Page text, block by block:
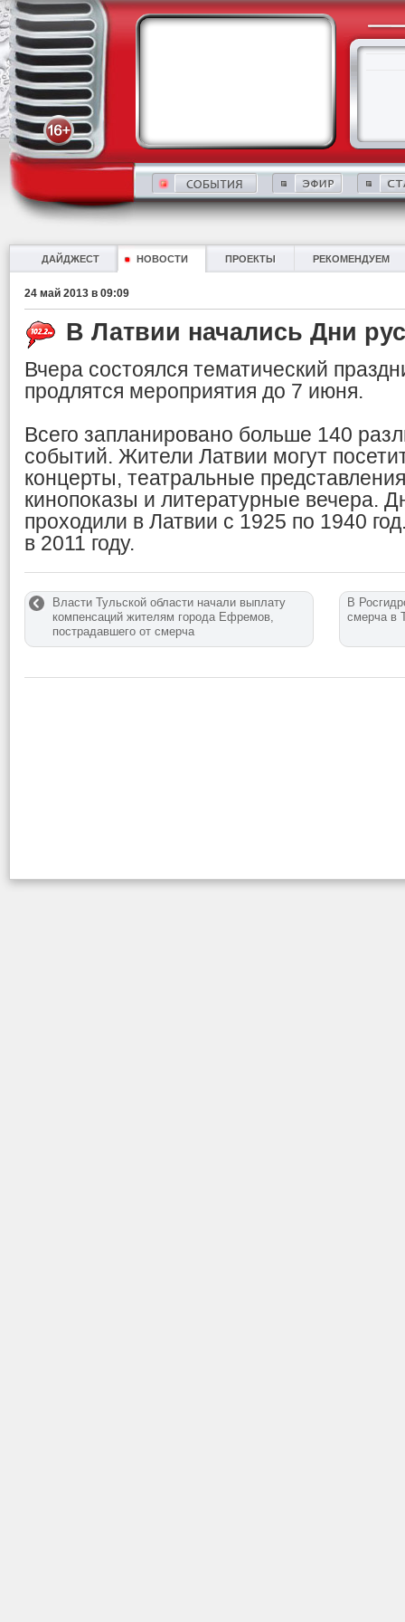
ДАЙДЖЕСТ НОВОСТИ ПРОЕКТЫ РЕКОМЕНДУЕМ
24 май 2013 в 09:09
В Латвии начались Дни
Вчера состоялся тематический
продлятся мероприятия до 7 июня.
Всего запланировано больше 140
событий. Жители Латвии могут
концерты, театральные
кинопоказы и литературные вечера.
проходили в Латвии с 1925 по 1940
в 2011 году.
Власти Тульской области начали выплату
компенсаций жителям города Ефремов,
пострадавшего от смерча
В
смерча в